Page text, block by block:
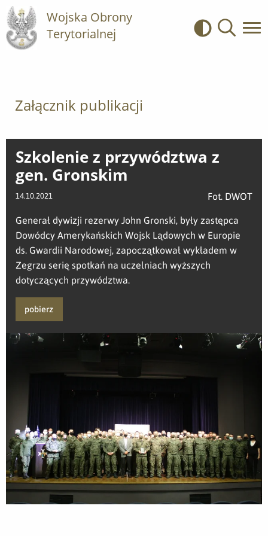
Wojska Obrony
Terytorialnej
Kontrast
Załącznik publikacji
Szkolenie z przywództwa z
gen. Gronskim
14.10.2021 Fot. DWOT
Generał dywizji rezerwy John Gronski, były zastępca
Dowódcy Amerykańskich Wojsk Lądowych w Europie
ds. Gwardii Narodowej, zapoczątkował wykładem w
Zegrzu serię spotkań na uczelniach wyższych
dotyczących przywództwa.
pobierz